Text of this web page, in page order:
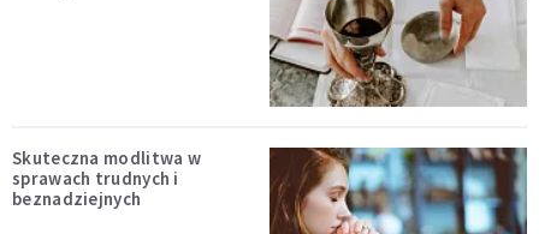
Skuteczna modlitwa w
sprawach trudnych i
beznadziejnych